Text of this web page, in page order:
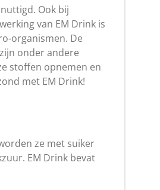
Ook bij
van EM Drink is
organismen. De
onder andere
stoffen opnemen en
met EM Drink!
ze met suiker
EM Drink bevat